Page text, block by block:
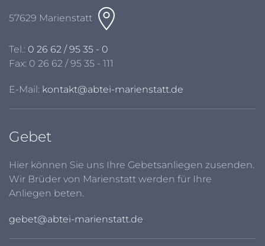
57629 Marienstatt
Tel.: 0 26 62 / 95 35 - 0
Fax: 0 26 62 / 95 35 - 111
E-Mail: kontakt@abtei-marienstatt.de
Gebet
Hier können Sie uns Ihre Gebetsanliegen zusenden.
Wir Brüder von Marienstatt werden für Ihre
Anliegen beten.
gebet@abtei-marienstatt.de